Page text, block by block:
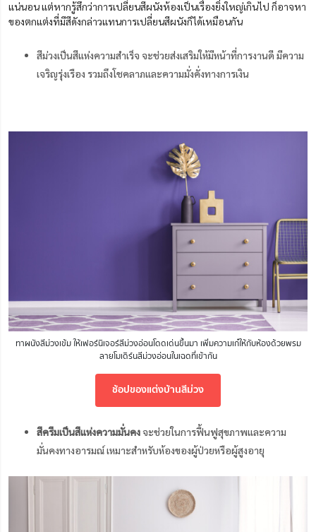
แน่นอน แต่หากรู้สึกว่าการเปลี่ยนสีผนังห้องเป็นเรื่องยิ่งใหญ่เกินไป ก็อาจหา
ของตกแต่งที่มีสีดังกล่าวแทนการเปลี่ยนสีผนังก็ได้เหมือนกัน
สีม่วงเป็นสีแห่งความสำเร็จ จะช่วยส่งเสริมให้มีหน้าที่การงานดี มีความ
เจริญรุ่งเรือง รวมถึงโชคลาภและความมั่งคั่งทางการเงิน
ทาผนังสีม่วงเข้ม ให้เฟอร์นิเจอร์สีม่วงอ่อนโดดเด่นขึ้นมา เพิ่มความเก๋ให้กับห้องด้วยพรม
ลายโมเดิร์นสีม่วงอ่อนในเฉดที่เข้ากัน
ช้อปของแต่งบ้านสีม่วง
สีครีมเป็นสีแห่งความมั่นคงจะช่วยในการฟื้นฟูสุขภาพและความ
มั่นคงทางอารมณ์ เหมาะสำหรับห้องของผู้ป่วยหรือผู้สูงอายุ